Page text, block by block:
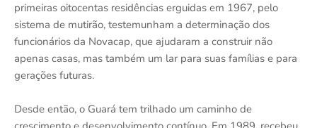
primeiras oitocentas residências erguidas em 1967, pelo
sistema de mutirão, testemunham a determinação dos
funcionários da Novacap, que ajudaram a construir não
apenas casas, mas também um lar para suas famílias e para
gerações futuras.
Desde então, o Guará tem trilhado um caminho de